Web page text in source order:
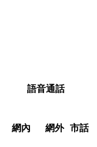
語音通話
網內 網外 市話